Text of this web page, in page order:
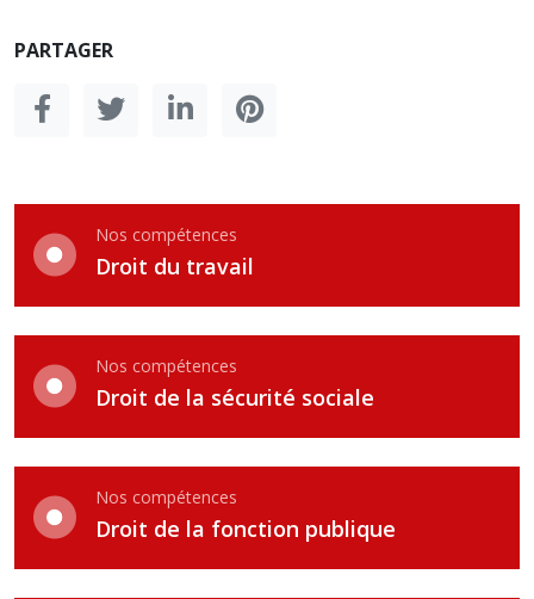
PARTAGER
Nos compétences
Droit du travail
Nos compétences
Droit de la sécurité sociale
Nos compétences
Droit de la fonction publique